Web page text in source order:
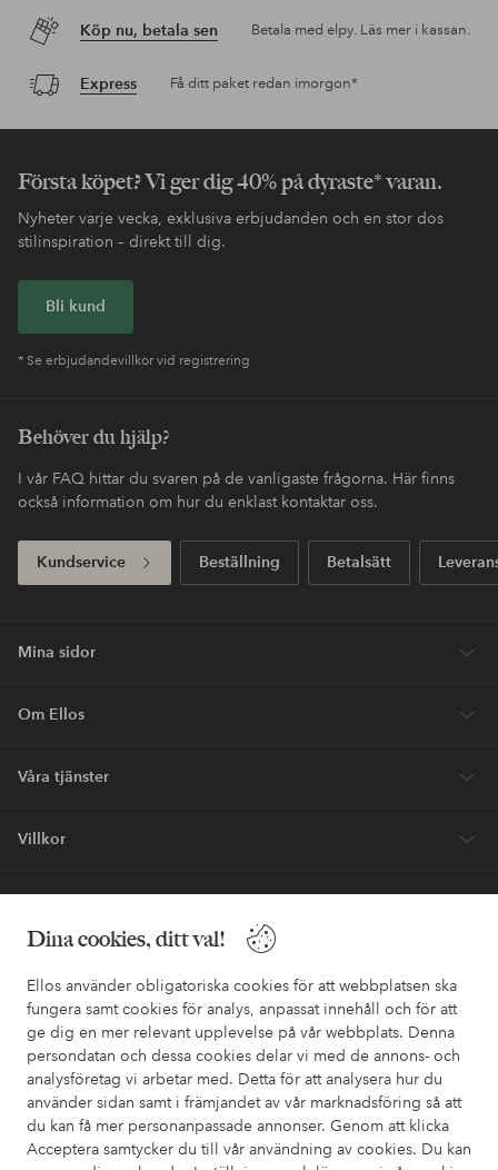
Dina cookies, ditt val!
Ellos använder obligatoriska cookies för att webbplatsen ska
fungera samt cookies för analys, anpassat innehåll och för att
ge dig en mer relevant upplevelse på vår webbplats. Denna
persondatan och dessa cookies delar vi med de annons- och
analysföretag vi arbetar med. Detta för att analysera hur du
använder sidan samt i främjandet av vår marknadsföring så att
du kan få mer personanpassade annonser. Genom att klicka
Acceptera samtycker du till vår användning av cookies. Du kan
Köp nu, betala sen Betala med elpy. Läs mer i kassan.
Express Få ditt paket redan imorgon*
Första köpet? Vi ger dig 40% på dyraste* varan.
Nyheter varje vecka, exklusiva erbjudanden och en stor dos
stilinspiration – direkt till dig.
Bli kund
* Se erbjudandevillkor vid registrering
Behöver du hjälp?
I vår FAQ hittar du svaren på de vanligaste frågorna. Här finns
också information om hur du enklast kontaktar oss.
Kundservice Beställning Betalsätt
Mina sidor
Om Ellos
Våra tjänster
Villkor
Vänner
Säkra betalningar - Betala direkt eller dela upp
Vill du veta mer om våra betalalternativ?
elpy elpy